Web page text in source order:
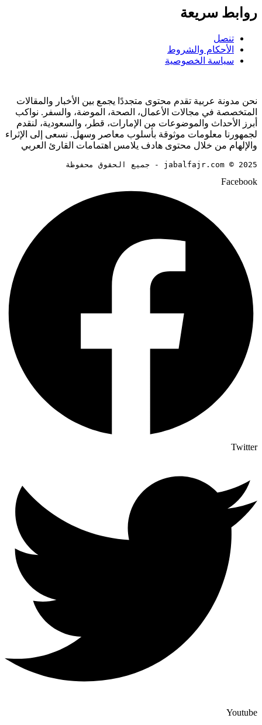
روابط سريعة
تنصل
الأحكام والشروط
سياسة الخصوصية
نحن مدونة عربية تقدم محتوى متجددًا يجمع بين الأخبار والمقالات
المتخصصة في مجالات الأعمال، الصحة، الموضة، والسفر. نواكب
أبرز الأحداث والموضوعات من الإمارات، قطر، والسعودية، لنقدم
لجمهورنا معلومات موثوقة بأسلوب معاصر وسهل. نسعى إلى الإثراء
والإلهام من خلال محتوى هادف يلامس اهتمامات القارئ العربي
jabalfajr.com © 2025 - جميع الحقوق محفوظة
Facebook
Twitter
Youtube